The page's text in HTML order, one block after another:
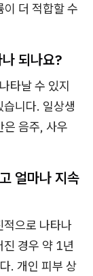
이 더 적합할 수
되나요?
타날 수 있지
니다. 일상생
음주, 사우
얼마나 지속
으로 나타나
경우 약 1년
. 개인 피부 상